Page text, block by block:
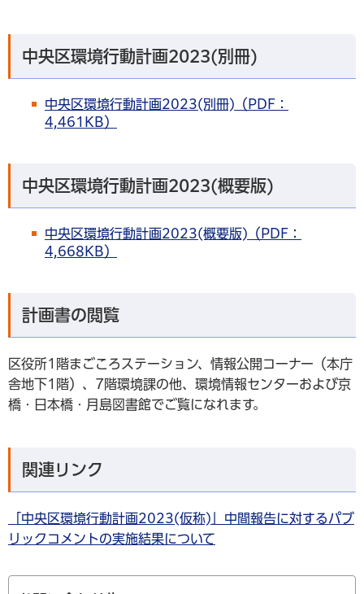
中央区環境行動計画2023(別冊)
中央区環境行動計画2023(別冊)（PDF：
4,461KB）
中央区環境行動計画2023(概要版)
中央区環境行動計画2023(概要版)（PDF：
4,668KB）
計画書の閲覧
区役所1階まごころステーション、情報公開コーナー（本庁
舎地下1階）、7階環境課の他、環境情報センターおよび京
橋・日本橋・月島図書館でご覧になれます。
関連リンク
「中央区環境行動計画2023(仮称)」中間報告に対するパブ
リックコメントの実施結果について